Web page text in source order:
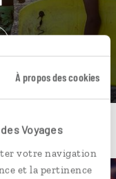
À propos des cookies
Voyages
votre navigation
et la pertinence